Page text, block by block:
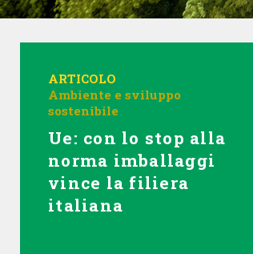
ARTICOLO
Ambiente e sviluppo
sostenibile
Ue: con lo stop alla
norma imballaggi
vince la filiera
italiana